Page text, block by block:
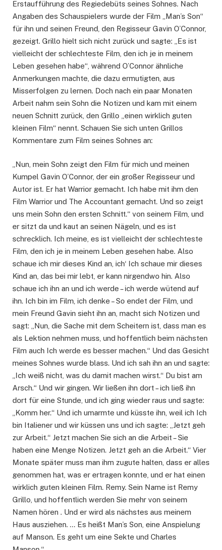
Erstaufführung des Regiedebüts seines Sohnes. Nach
Angaben des Schauspielers wurde der Film „Man’s Son“
für ihn und seinen Freund, den Regisseur Gavin O’Connor,
gezeigt. Grillo hielt sich nicht zurück und sagte: „Es ist
vielleicht der schlechteste Film, den ich je in meinem
Leben gesehen habe“, während O’Connor ähnliche
Anmerkungen machte, die dazu ermutigten, aus
Misserfolgen zu lernen. Doch nach ein paar Monaten
Arbeit nahm sein Sohn die Notizen und kam mit einem
neuen Schnitt zurück, den Grillo „einen wirklich guten
kleinen Film“ nennt. Schauen Sie sich unten Grillos
Kommentare zum Film seines Sohnes an:
„Nun, mein Sohn zeigt den Film für mich und meinen
Kumpel Gavin O’Connor, der ein großer Regisseur und
Autor ist. Er hat Warrior gemacht. Ich habe mit ihm den
Film Warrior und The Accountant gemacht. Und so zeigt
uns mein Sohn den ersten Schnitt.“ von seinem Film, und
er sitzt da und kaut an seinen Nägeln, und es ist
schrecklich. Ich meine, es ist vielleicht der schlechteste
Film, den ich je in meinem Leben gesehen habe. Also
schaue ich mir dieses Kind an, ich‘ Ich schaue mir dieses
Kind an, das bei mir lebt, er kann nirgendwo hin. Also
schaue ich ihn an und ich werde – ich werde wütend auf
ihn. Ich bin im Film, ich denke – So endet der Film, und
mein Freund Gavin sieht ihn an, macht sich Notizen und
sagt: „Nun, die Sache mit dem Scheitern ist, dass man es
als Lektion nehmen muss, und hoffentlich beim nächsten
Film auch Ich werde es besser machen.“ Und das Gesicht
meines Sohnes wurde blass. Und ich sah ihn an und sagte:
„Ich weiß nicht, was du damit machen wirst.“ Du bist am
Arsch.“ Und wir gingen. Wir ließen ihn dort – ich ließ ihn
dort für eine Stunde, und ich ging wieder raus und sagte:
„Komm her.“ Und ich umarmte und küsste ihn, weil ich Ich
bin Italiener und wir küssen uns und ich sagte: „Jetzt geh
zur Arbeit.“ Jetzt machen Sie sich an die Arbeit – Sie
haben eine Menge Notizen. Jetzt geh an die Arbeit.“ Vier
Monate später muss man ihm zugute halten, dass er alles
genommen hat, was er ertragen konnte, und er hat einen
wirklich guten kleinen Film. Remy. Sein Name ist Remy
Grillo, und hoffentlich werden Sie mehr von seinem
Namen hören . Und er wird als nächstes aus meinem
Haus ausziehen. … Es heißt Man’s Son, eine Anspielung
auf Manson. Es geht um eine Sekte und Charles